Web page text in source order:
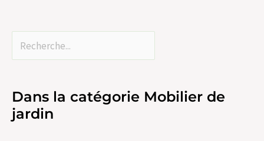
Dans la catégorie Mobilier de
jardin